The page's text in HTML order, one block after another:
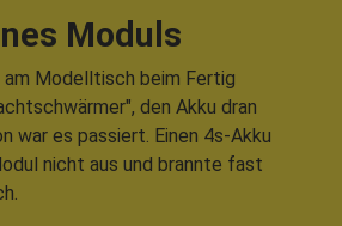
Moduls
am Modelltisch beim Fertig
den Akku dran
war es passiert. Einen 4s-Akku
nicht aus und brannte fast